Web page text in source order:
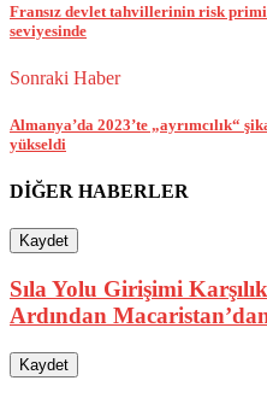
Fransız devlet tahvillerinin risk
seviyesinde
Sonraki Haber
Almanya’da 2023’te „ayrımcılık“
yükseldi
DİĞER HABERLER
Kaydet
Sıla Yolu Girişimi
Ardından
Kaydet